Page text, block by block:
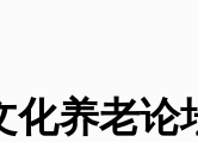
化养老论